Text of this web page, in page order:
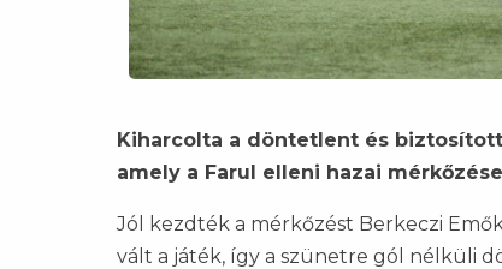
Kiharcolta a döntetlent és
amely a Farul elleni hazai
Jól kezdték a mérkőzést Berkeczi
vált a játék, így a szünetre gól nélküli